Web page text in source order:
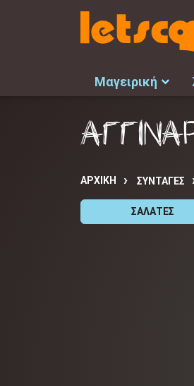
Μαγειρική
ΑΡΧΙΚΉ ΣΥΝΤΑΓΈΣ
ΣΑΛΑΤΕΣ